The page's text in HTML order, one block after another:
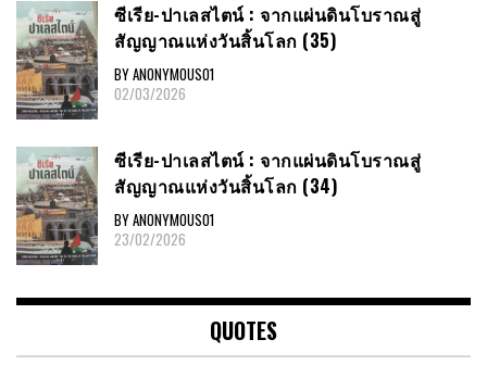
ซีเรีย​-ปาเลสไตน์​ : จากแผ่นดินโบราณสู่
สัญญาณ​แห่งวันสิ้นโลก​ (35)
BY ANONYMOUS01
02/03/2026
ซีเรีย​-ปาเลสไตน์​ : จากแผ่นดินโบราณสู่
สัญญาณ​แห่งวันสิ้นโลก​ (34)
BY ANONYMOUS01
23/02/2026
QUOTES